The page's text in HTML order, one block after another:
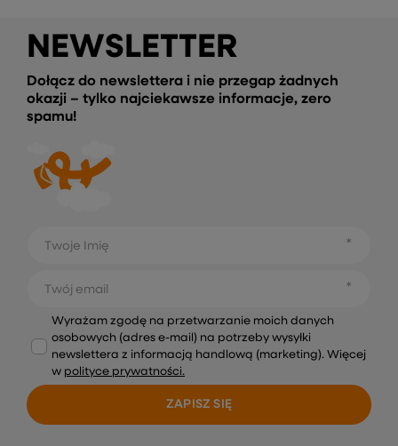
NEWSLETTER
Dołącz do newslettera i nie przegap żadnych
okazji – tylko najciekawsze informacje, zero
spamu!
Twoje Imię
Twój email
Wyrażam zgodę na przetwarzanie moich danych
osobowych (adres e-mail) na potrzeby wysyłki
newslettera z informacją handlową (marketing). Więcej
w polityce prywatności.
ZAPISZ SIĘ